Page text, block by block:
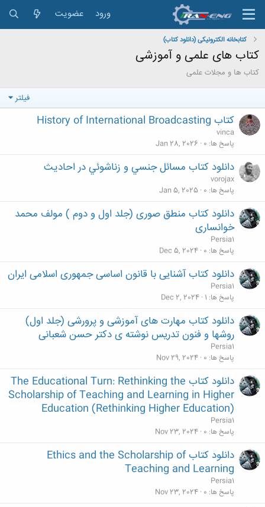
ورود عضویت
کتابخانه الکترونیکی (دانلود کتاب)
کتاب های علمی و آموزشی
کتاب ها و مجلات علمی
فیلتر
کتاب History of International Broadcasting
vinca
پاسخ ها 0
Jan 28, 2026
دانلود كتاب مسائل جنسي و زناشوئي در احاديث
vorojax
پاسخ ها 0
Jan 5, 2025
دانلود کتاب منطق صوری (جلد اول و دوم ) مولف محمد
خوانساری
Persia1
پاسخ ها 0
Dec 5, 2024
دانلود کتاب آشنایی با قانون اساسی جمهوری اسلامی ایران
Persia1
پاسخ ها 1
Dec 2, 2024
دانلود کتاب مهارت های آموزشی و پرورشی (جلد اول)
روشها و فنون تدریس نوشته ی دکتر حسن شعبانی
Persia1
پاسخ ها 0
Nov 29, 2024
دانلود کتاب The Educational Turn: Rethinking the
Scholarship of Teaching and Learning in Higher
Education (Rethinking Higher Education)
Persia1
پاسخ ها 0
Nov 23, 2024
دانلود کتاب Ethics and the Scholarship of
Teaching and Learning
Persia1
پاسخ ها 0
Nov 23, 2024